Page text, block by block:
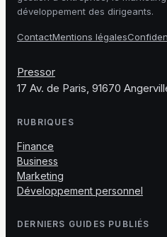
développement des dirigeants.
ContactMentions légales
Pressor
17 Av. de Paris, 91670
RUBRIQUES
Finance
Business
Marketing
Développement personnel
DERNIERS GUIDES PUBLIÉS